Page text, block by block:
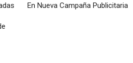
En Nueva Campaña Publicitaria